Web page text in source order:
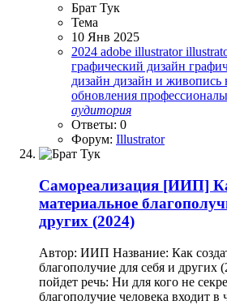
Брат Тук
Тема
10 Янв 2025
2024 adobe illustrator
графический дизайн
дизайн дизайн и живопись
обновления профессионалы
аудитория
Ответы: 0
Форум: Illustrator
Самореализация [ИИП]
материальное
других (2024)
Автор: ИИП Название: Как
благополучие для себя и
пойдет речь: Ни для кого не
благополучие человека входит в